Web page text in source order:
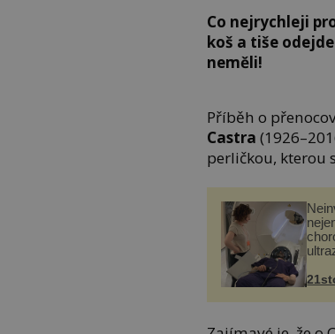
Co nejrychleji
koš a tiše
neměli!
Příběh o
Castra
perličkou, kterou